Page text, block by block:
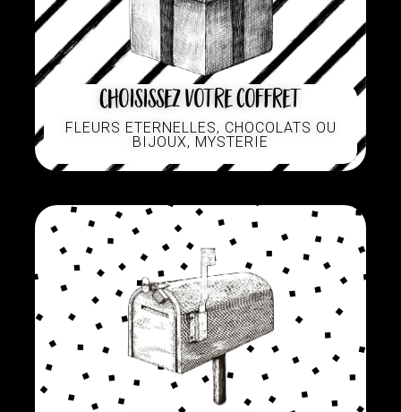
Choisissez votre coffret
FLEURS ETERNELLES, CHOCOLATS OU
BIJOUX, MYSTERIE